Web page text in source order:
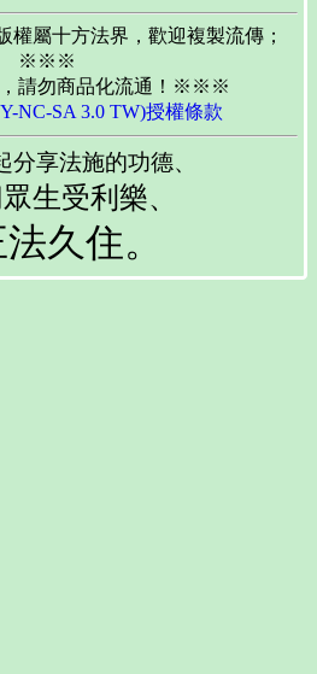
屬十方法界，歡迎複製流傳；
※※※
請勿商品化流通！※※※
NC-SA 3.0 TW)授權條款
分享法施的功德、
生受利樂、
久住。